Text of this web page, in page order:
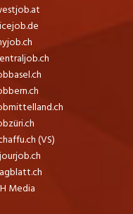
(VS)
Media